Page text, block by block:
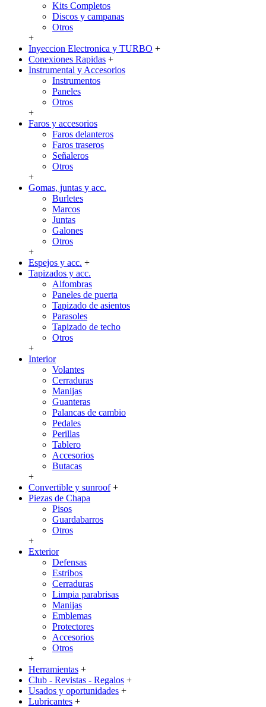
Kits Completos
Discos y campanas
Otros
+
Inyeccion Electronica y TURBO +
Conexiones Rapidas +
Instrumental y Accesorios
Instrumentos
Paneles
Otros
+
Faros y accesorios
Faros delanteros
Faros traseros
Señaleros
Otros
+
Gomas, juntas y acc.
Burletes
Marcos
Juntas
Galones
Otros
+
Espejos y acc. +
Tapizados y acc.
Alfombras
Paneles de puerta
Tapizado de asientos
Parasoles
Tapizado de techo
Otros
+
Interior
Volantes
Cerraduras
Manijas
Guanteras
Palancas de cambio
Pedales
Perillas
Tablero
Accesorios
Butacas
+
Convertible y sunroof +
Piezas de Chapa
Pisos
Guardabarros
Otros
+
Exterior
Defensas
Estribos
Cerraduras
Limpia parabrisas
Manijas
Emblemas
Protectores
Accesorios
Otros
+
Herramientas +
Club - Revistas - Regalos +
Usados y oportunidades +
Lubricantes +